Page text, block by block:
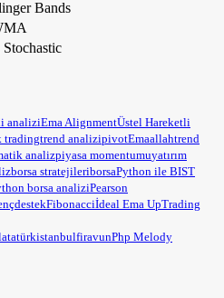
Bands
analiziEma AlignmentÜstel Hareketli
tradingtrend analizipivotEmaallahtrend
analizpiyasa momentumuyatırım
borsa stratejileriborsaPython ile BIST
borsa analiziPearson
destekFibonacciİdeal Ema UpTrading
atatürkistanbulfiravunPhp Melody